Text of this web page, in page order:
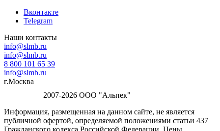
Вконтакте
Telegram
Наши контакты
info@slmb.ru
info@slmb.ru
8 800 101 65 39
info@slmb.ru
г.Москва
2007-2026 ООО "Альпек"
Информация, размещенная на данном сайте, не является
публичной офертой, определяемой положениями статьи 437
Гражданского кодекса Российской Федерации. Цены,